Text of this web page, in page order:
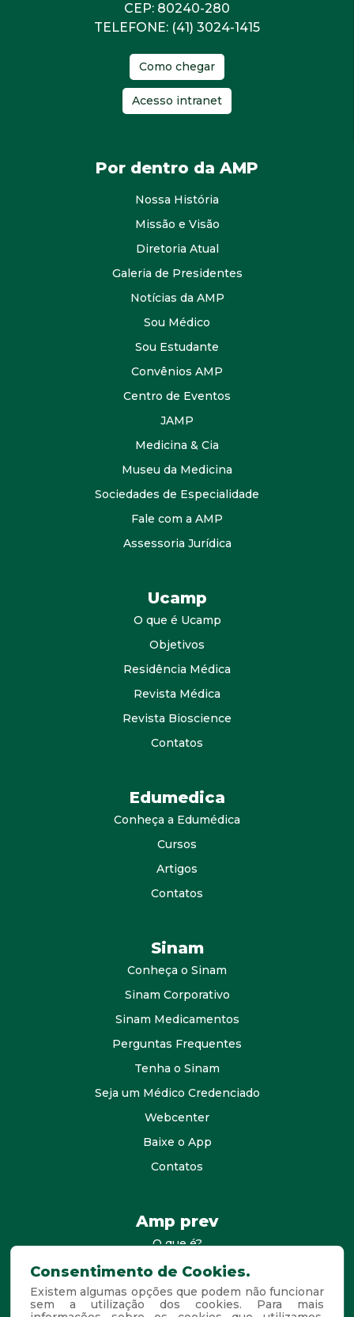
CEP: 80240-280
TELEFONE: (41) 3024-1415
Como chegar
Acesso intranet
Por dentro da AMP
Nossa História
Missão e Visão
Diretoria Atual
Galeria de Presidentes
Notícias da AMP
Sou Médico
Sou Estudante
Convênios AMP
Centro de Eventos
JAMP
Medicina & Cia
Museu da Medicina
Sociedades de Especialidade
Fale com a AMP
Assessoria Jurídica
Ucamp
O que é Ucamp
Objetivos
Residência Médica
Revista Médica
Revista Bioscience
Contatos
Edumedica
Conheça a Edumédica
Cursos
Artigos
Contatos
Sinam
Conheça o Sinam
Sinam Corporativo
Sinam Medicamentos
Perguntas Frequentes
Tenha o Sinam
Seja um Médico Credenciado
Webcenter
Baixe o App
Contatos
Amp prev
O que é?
consultores
Agende Sua Visita
Consentimento de Cookies.
Existem algumas opções que podem não funcionar
sem a utilização dos cookies. Para mais